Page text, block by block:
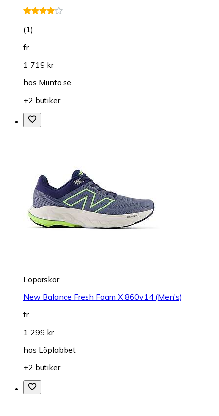
(1)
fr.
1 719 kr
hos Miinto.se
+2 butiker
Löparskor
New Balance Fresh Foam X 860v14 (Men's)
fr.
1 299 kr
hos Löplabbet
+2 butiker